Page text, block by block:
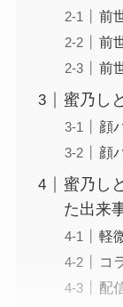
前
前
前
蜜乃し
顔
顔
蜜乃し
た出来
軽
コ
配